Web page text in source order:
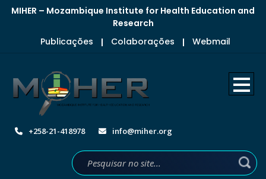
MIHER – Mozambique Institute for Health Education and
Research
Publicações
| Colaborações | Webmail
+258-21-418978 info@miher.org